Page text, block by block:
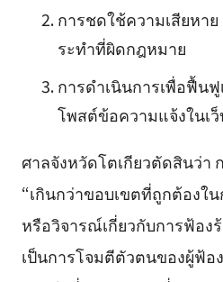
การชดใช้ความเสียหา
ระทำที่ผิดกฎหมาย
การดำเนินการเพื่อฟื้น
โพสต์ข้อความแจ้งในเ
ศาลจังหวัดโตเกียวตัดสินว่า
“เกินกว่าขอบเขตที่ถูกต้องใ
หรือวิจารณ์เกี่ยวกับการฟ้อง
เป็นการโจมตีตัวตนของผู้ฟ้อ